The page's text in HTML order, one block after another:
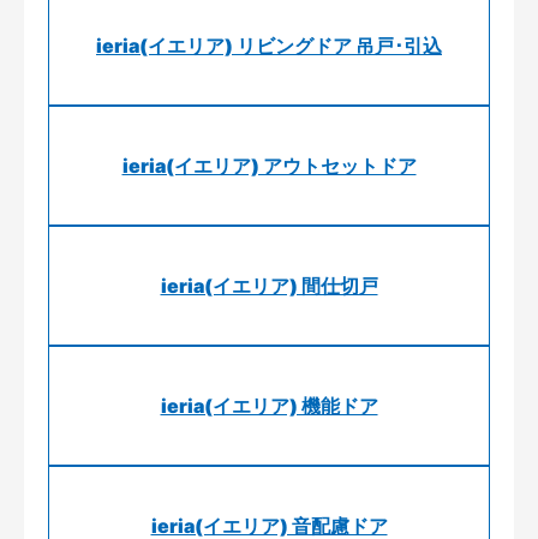
ieria(イエリア) リビングドア 吊戸･引込
ieria(イエリア) アウトセットドア
ieria(イエリア) 間仕切戸
ieria(イエリア) 機能ドア
ieria(イエリア) 音配慮ドア